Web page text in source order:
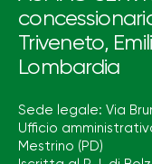
Triveneto,
Lombardia
Sede legale: Via
Ufficio
Mestrino (PD)